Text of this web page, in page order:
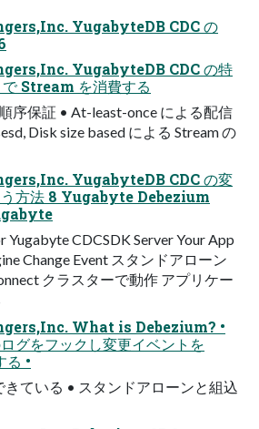
YugabyteDB CDC の
YugabyteDB CDC の特
Stream を消費する
序保証 • At-least-once による配信
Disk size based による Stream の
YugabyteDB CDC の変
う⽅法 8 Yugabyte Debezium
Yugabyte CDCSDK Server Your App
Change Event スタンドアローン
クラスターで動作 アプリケー
What is Debezium? •
グをフックし変更イベントを
•
きている • スタンドアローンと組込